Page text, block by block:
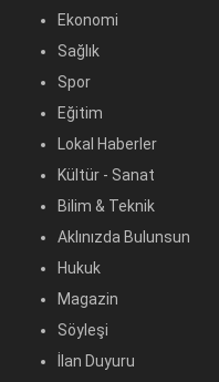
Ekonomi
Sağlık
Spor
Eğitim
Lokal Haberler
Kültür - Sanat
Bilim & Teknik
Aklınızda Bulunsun
Hukuk
Magazin
Söyleşi
İlan Duyuru